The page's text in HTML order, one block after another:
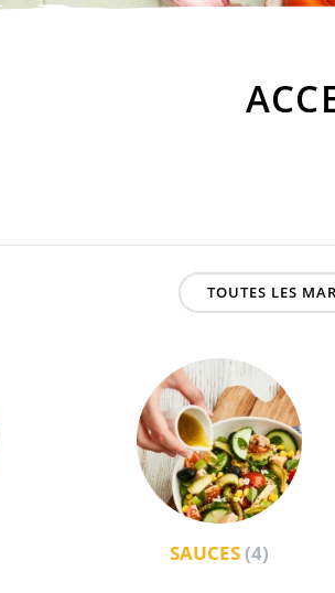
TOUTES LES
SAUCES(4)